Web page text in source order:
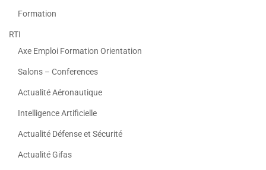
Formation
RTI
Axe Emploi Formation Orientation
Salons – Conferences
Actualité Aéronautique
Intelligence Artificielle
Actualité Défense et Sécurité
Actualité Gifas